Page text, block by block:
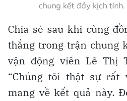
chung kết đầy kịch tính.
Chia sẻ sau khi cùng
thắng trong trận chung
vận động viên Lê Thị
“Chúng tôi thật sự
mang về kết quả này.